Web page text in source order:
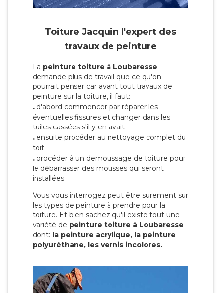
Toiture Jacquin l'expert des
travaux de peinture
La peinture toiture à Loubaresse
demande plus de travail que ce qu'on
pourrait penser car avant tout travaux de
peinture sur la toiture, il faut:
. d'abord commencer par réparer les
éventuelles fissures et changer dans les
tuiles cassées s'il y en avait
. ensuite procéder au nettoyage complet du
toit
. procéder à un demoussage de toiture pour
le débarrasser des mousses qui seront
installées
Vous vous interrogez peut être surement sur
les types de peinture à prendre pour la
toiture. Et bien sachez qu'il existe tout une
variété de peinture toiture à Loubaresse
dont: la peinture acrylique, la peinture
polyuréthane, les vernis incolores.